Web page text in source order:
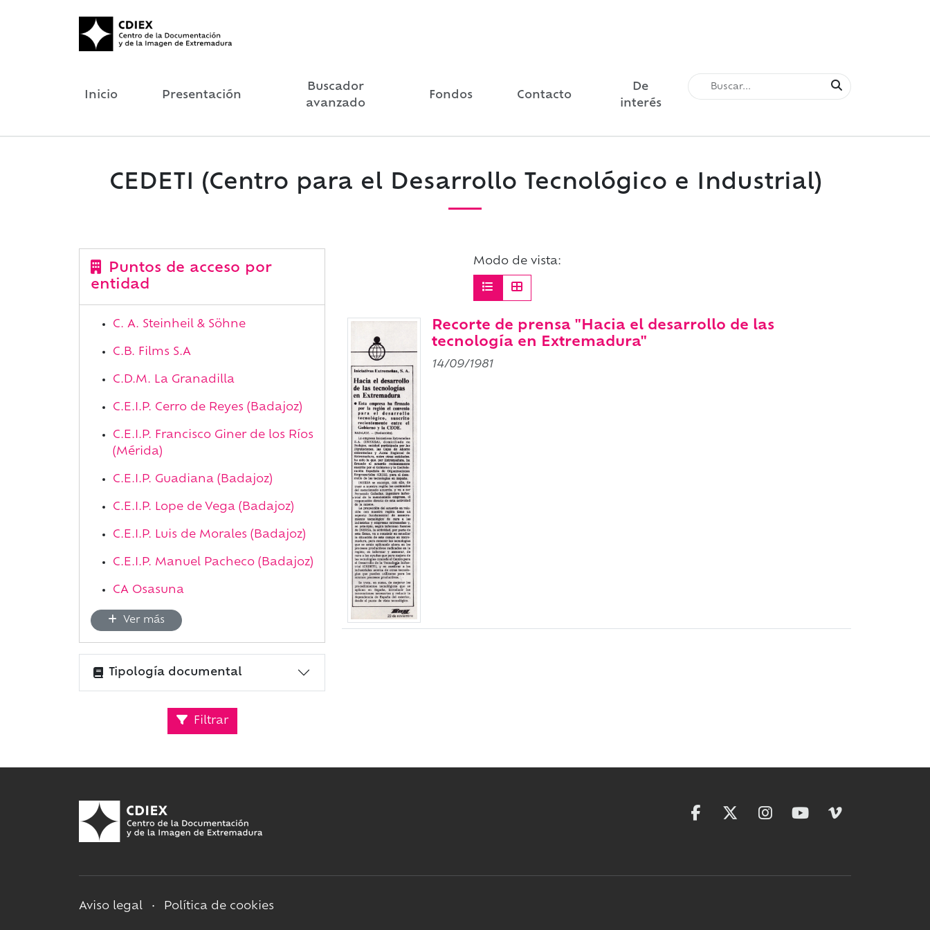
Inicio Presentación
Buscador
avanzado
Fondos Contacto
De
interés
CEDETI (Centro para el Desarrollo Tecnológico e Industrial)
Puntos de acceso por
entidad
C. A. Steinheil & Söhne
C.B. Films S.A
C.D.M. La Granadilla
C.E.I.P. Cerro de Reyes (Badajoz)
C.E.I.P. Francisco Giner de los Ríos
(Mérida)
C.E.I.P. Guadiana (Badajoz)
C.E.I.P. Lope de Vega (Badajoz)
C.E.I.P. Luis de Morales (Badajoz)
C.E.I.P. Manuel Pacheco (Badajoz)
CA Osasuna
Ver más
Tipología documental
Filtrar
Modo de vista:
Recorte de prensa "Hacia el desarrollo de las
tecnología en Extremadura"
14/09/1981
Aviso legal • Política de cookies